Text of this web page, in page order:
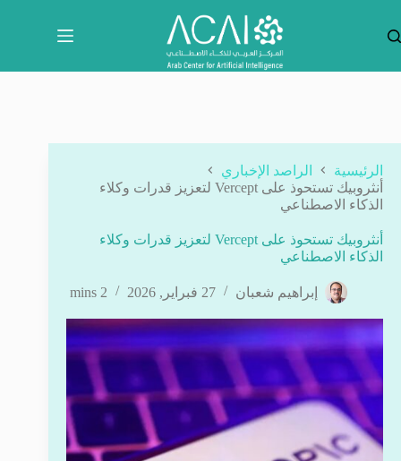
المحتوى
الرئيسية
الراصد الإخباري
أنثروبيك تستحوذ على Vercept لتعزيز قدرات وكلاء
الذكاء الاصطناعي
أنثروبيك تستحوذ على Vercept لتعزيز قدرات وكلاء
الذكاء الاصطناعي
إبراهيم شعبان 27 فبراير, 2026 2 mins